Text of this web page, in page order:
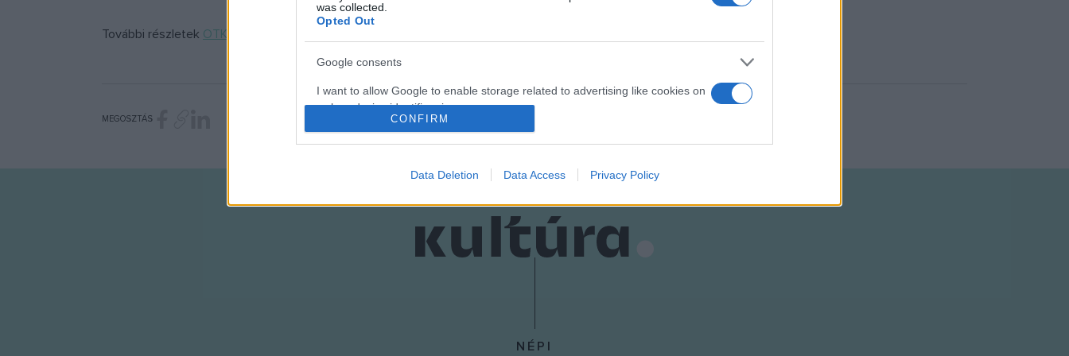
was collected.
Opted Out
Google consents
I want to allow Google to enable storage related to advertising like cookies on
web or device identifiers in apps.
I want to allow Google to enable storage related to analytics like cookies on
web or device identifiers in apps.
CONFIRM
Data Deletion Data Access Privacy Policy
További részletek OTKA-dolgok
MEGOSZTÁS
NÉPI